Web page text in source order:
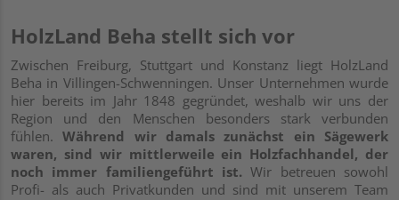
HolzLand Beha stellt sich vor
Zwischen Freiburg, Stuttgart und Konstanz liegt HolzLand
Beha in Villingen-Schwenningen. Unser Unternehmen wurde
hier bereits im Jahr 1848 gegründet, weshalb wir uns der
Region und den Menschen besonders stark verbunden
fühlen.Während wir damals zunächst ein Sägewerk
waren, sind wir mittlerweile ein Holzfachhandel, der
noch immer familiengeführt ist.Wir betreuen sowohl
Profi- als auch Privatkunden und sind mit unserem Team